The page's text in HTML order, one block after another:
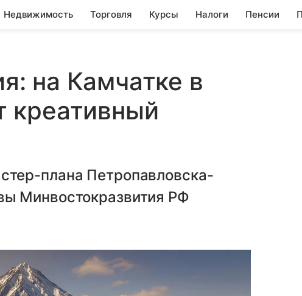
Недвижимость Торговля Курсы Налоги Пенсии
на Камчатке в
креативный
плана Петропавловска-
Минвостокразвития РФ